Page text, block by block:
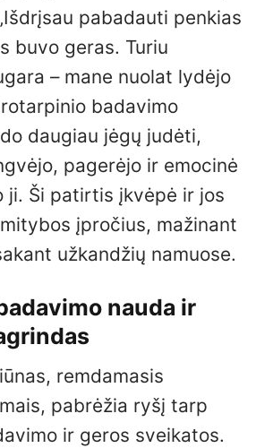
pabadauti penkias
buvo geras. Turiu
– mane nuolat lydėjo
badavimo
daugiau jėgų judėti,
pagerėjo ir emocinė
ji. Ši patirtis įkvėpė ir jos
įpročius, mažinant
užkandžių namuose.
nauda ir
remdamasis
pabrėžia ryšį tarp
ir geros sveikatos.